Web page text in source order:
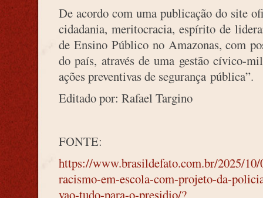
De acordo com uma publicação do site
cidadania, meritocracia, espírito de
de Ensino Público no Amazonas, com
do país, através de uma gestão cívico-
ações preventivas de segurança pública”.
Editado por: Rafael Targino
FONTE:
https://www.brasildefato.com.br/2025/
racismo-em-escola-com-projeto-da-
vao-tudo-para-o-presidio/?